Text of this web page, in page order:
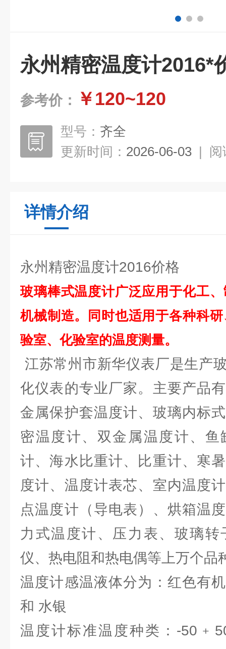
永州精密温度计2016*
参考价： ￥120~120
型号： 齐全
更新时间： 2026-06-03 | 阅
详情介绍
永州精密温度计2016价格
玻璃棒式温度计广泛应用于化工
机械制造。同时也适用于各种科
验室、化验室的温度测量。
江苏常州市新华仪表厂是生产
化仪表的专业厂家。主要产品
金属保护套温度计、玻璃内标
密温度计、双金属温度计、
计、海水比重计、比重计、寒
度计、温度计表芯、室内温度
点温度计（导电表）、烘箱温
力式温度计、压力表、玻璃
仪、热电阻和热电偶等上万个品
温度计感温液体分为：红色有
和 水银
温度计标准温度种类：-